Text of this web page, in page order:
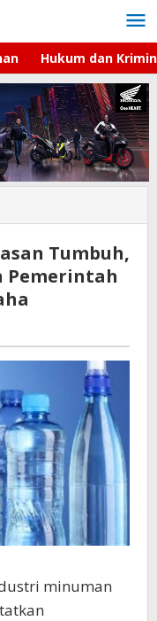
Hukum dan
Tumbuh,
Pemerintah
minuman